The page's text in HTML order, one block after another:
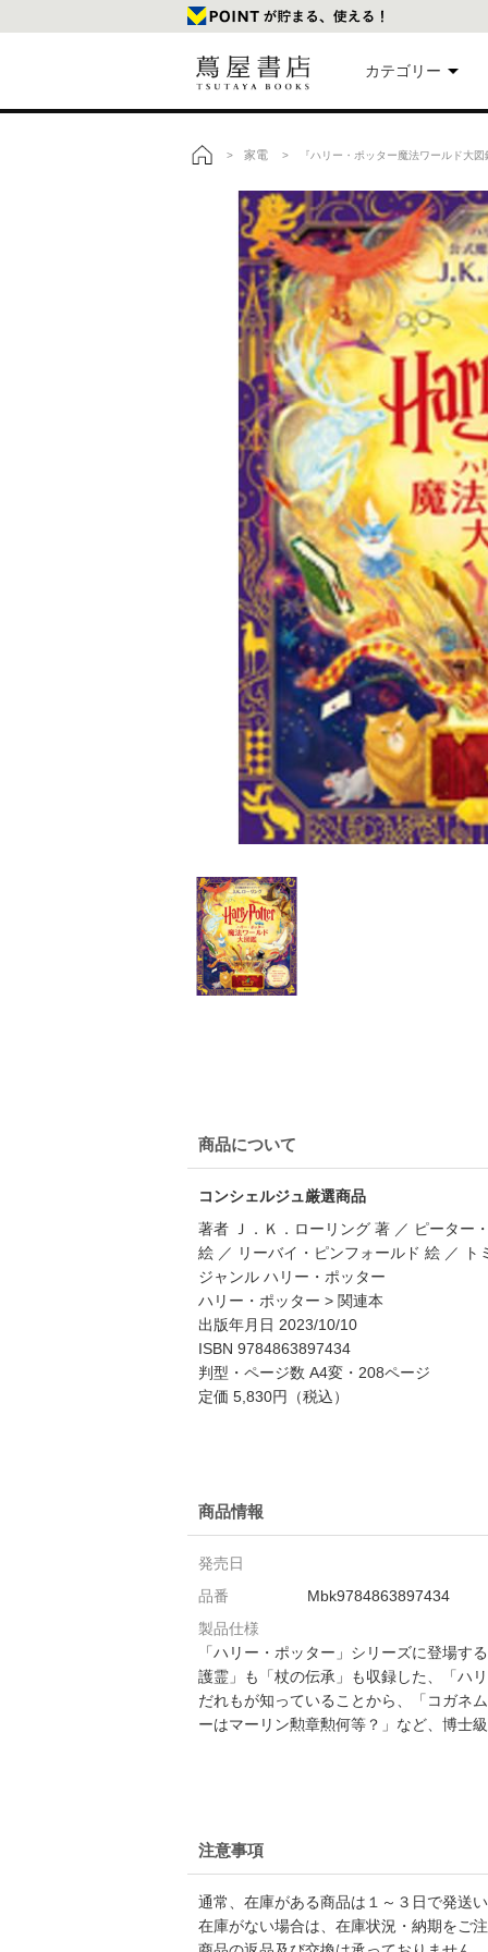
カテゴリー
美
本
映
楽
雑
家
食
e
> 家電 > 『ハリー・ポッター魔法ワールド大図
商品について
コンシェルジュ厳選商品
著者 Ｊ．Ｋ．ローリング 著 ／ ピーター
絵 ／ リーバイ・ピンフォールド 絵 ／ ト
ジャンル ハリー・ポッター
ハリー・ポッター > 関連本
出版年月日 2023/10/10
ISBN 9784863897434
判型・ページ数 A4変・208ページ
定価 5,830円（税込）
商品情報
発売日
品番
Mbk9784863897434
製品仕様
「ハリー・ポッター」シリーズに登場
護霊」も「杖の伝承」も収録した、「ハ
だれもが知っていることから、「コガネ
ーはマーリン勲章勲何等？」など、博士
注意事項
通常、在庫がある商品は１～３日で発送
在庫がない場合は、在庫状況・納期をご